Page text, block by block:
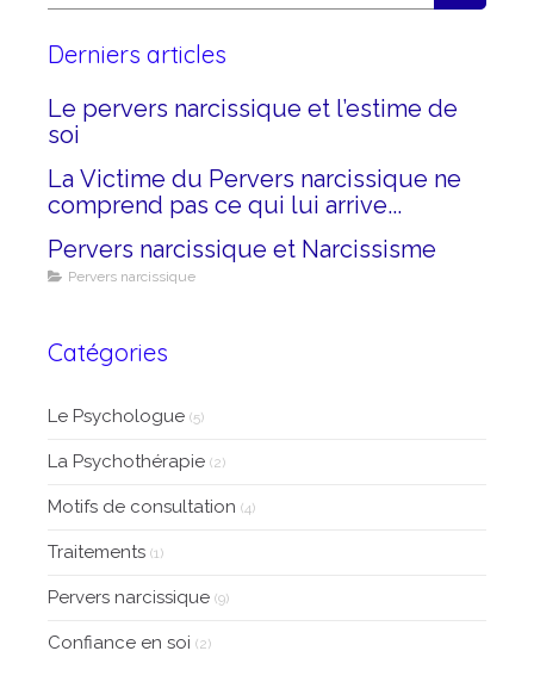
Derniers articles
Le pervers narcissique et l’estime de
soi
La Victime du Pervers narcissique ne
comprend pas ce qui lui arrive...
Pervers narcissique et Narcissisme
Pervers narcissique
Catégories
Le Psychologue (5)
La Psychothérapie (2)
Motifs de consultation (4)
Traitements (1)
Pervers narcissique (9)
Confiance en soi (2)